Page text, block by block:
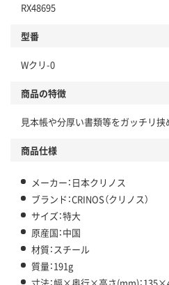
RX48695
型番
Wクリ-0
商品の特徴
見本帳や分厚い書類等をガッチリ挟
商品仕様
メーカー：日本クリノス
ブランド：CRINOS（クリノス）
サイズ：特大
原産国：中国
材質：スチール
質量：191g